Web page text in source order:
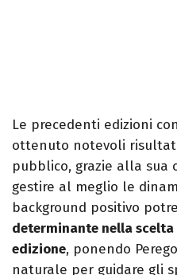
Le precedenti edizioni
ottenuto notevoli
pubblico, grazie alla
gestire al meglio le
background positivo
determinante nella
edizione, ponendo
naturale per guidare gli